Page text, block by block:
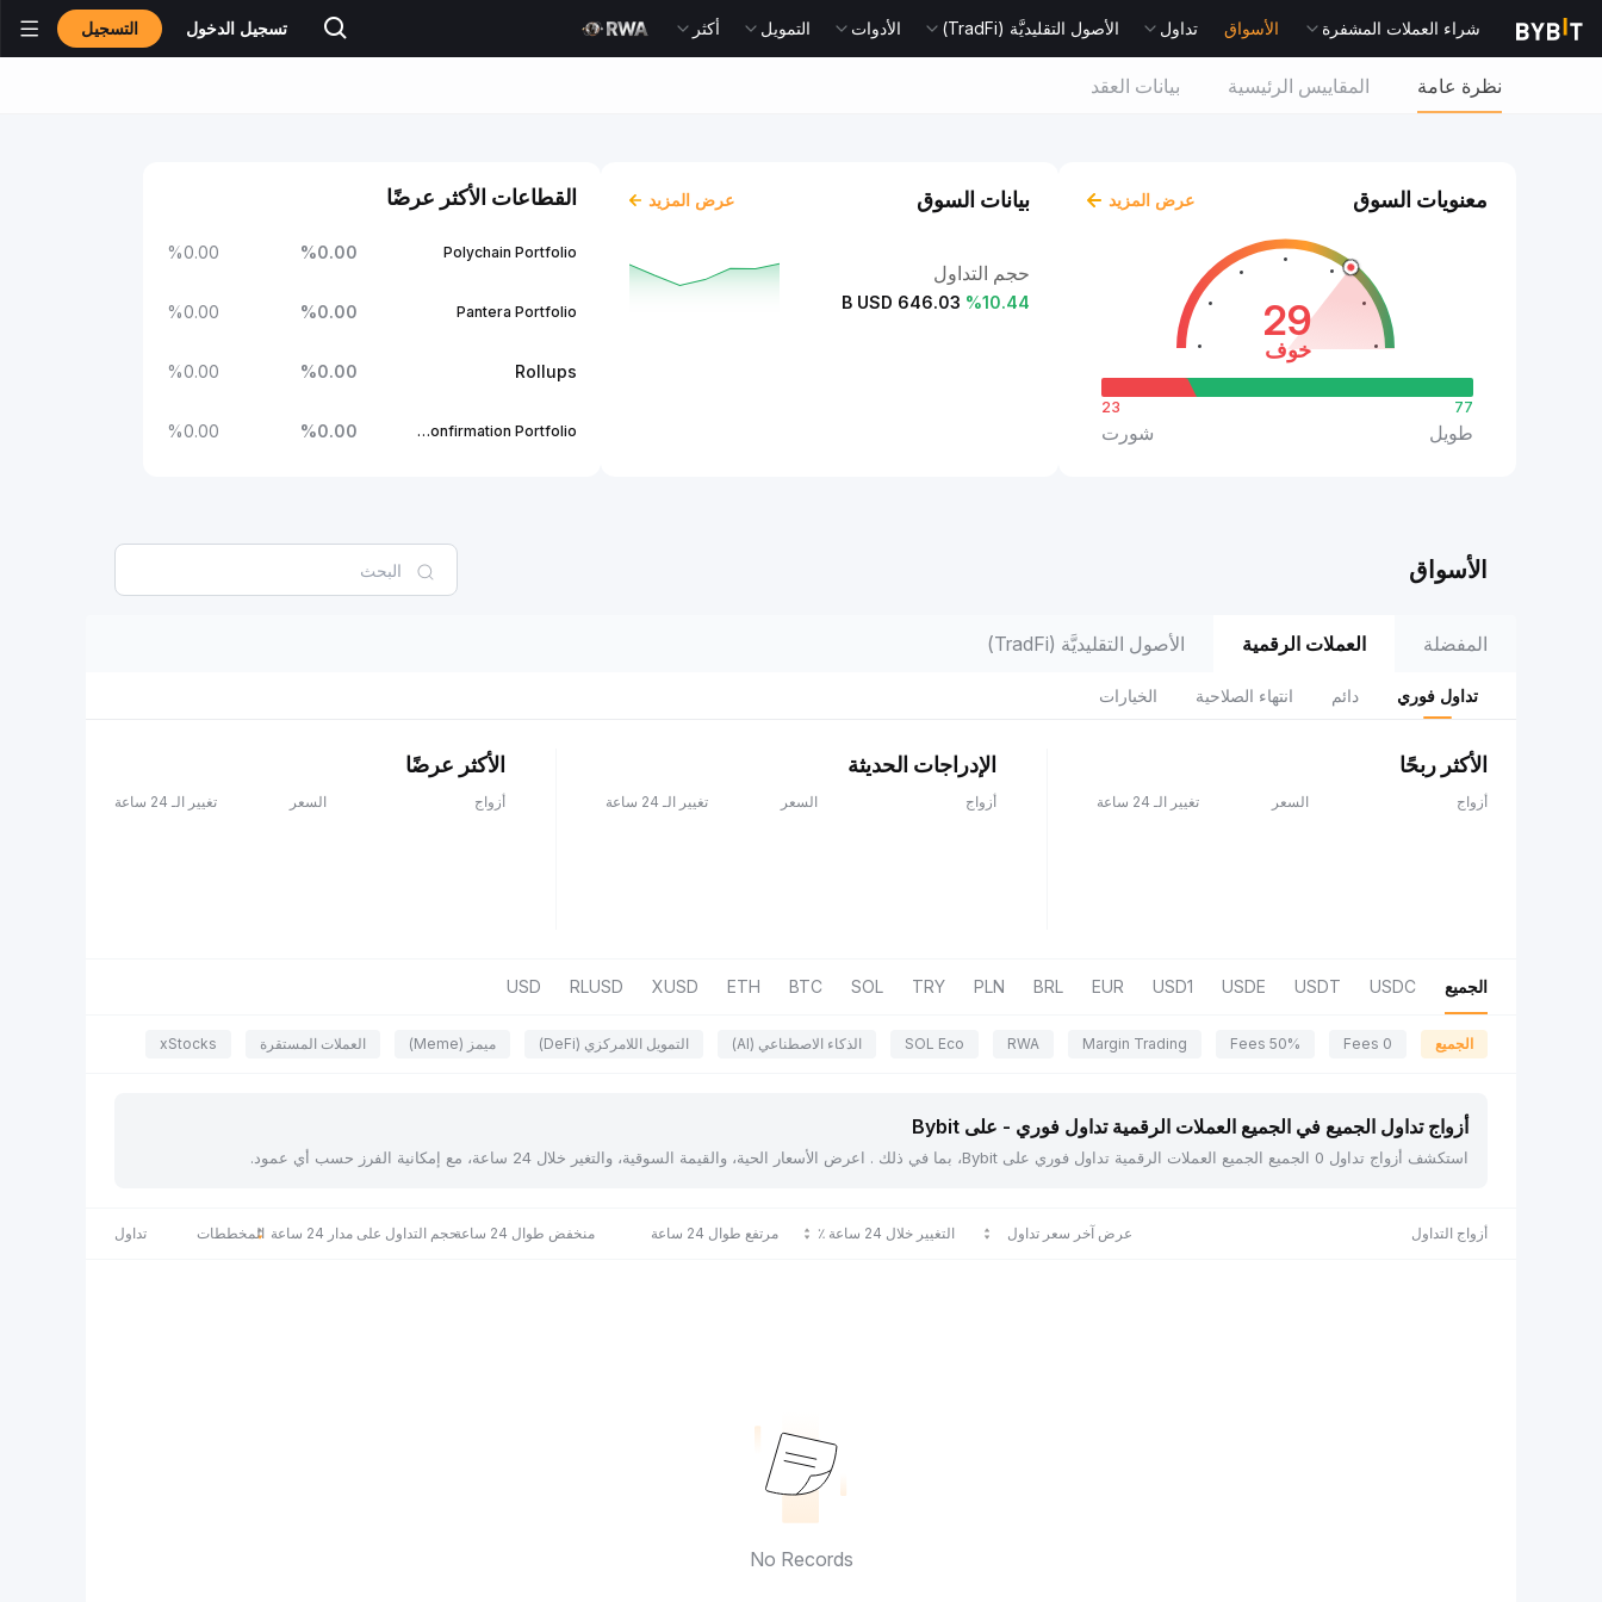
شراء العملات المشفرة الأسواق تداول الأصول التقليديَّة (TradFi) الأدوات التمويل أكثر تسجيل الدخول التسجيل
نظرة عامة المقاييس الرئيسية بيانات العقد
معنويات السوق عرض المزيد
29
خوف
77
طويل
23
شورت
بيانات السوق عرض المزيد
حجم التداول
10.44
%
646.03 B USD
القطاعات الأكثر عرضًا
Polychain Portfolio
0.00
%
0.00
%
Pantera Portfolio
0.00
%
0.00
%
Rollups
0.00
%
0.00
%
1Confirmation Portfolio
0.00
%
0.00
%
الأسواق
المفضلة العملات الرقمية الأصول التقليديَّة (TradFi)
تداول فوري دائم انتهاء الصلاحية الخيارات
الأكثر ربحًا
أزواج السعر تغيير الـ 24 ساعة
الإدراجات الحديثة
أزواج السعر تغيير الـ 24 ساعة
الأكثر عرضًا
أزواج السعر تغيير الـ 24 ساعة
الجميع USDC
USDT
USDE
USD1
EUR
BRL
PLN
TRY
SOL
BTC
ETH
XUSD
RLUSD
USD
الجميع 0 Fees
50% Fees
Margin Trading
RWA
SOL Eco الذكاء الاصطناعي (AI) التمويل اللامركزي (DeFi) ميمز (Meme) العملات المستقرة xStocks
أزواج تداول الجميع في الجميع العملات الرقمية تداول فوري - على Bybit
استكشف أزواج تداول 0 الجميع الجميع العملات الرقمية تداول فوري على Bybit، بما في ذلك . اعرض الأسعار الحية، والقيمة السوقية، والتغير خلال 24 ساعة، مع إمكانية الفرز حسب أي عمود.
أزواج التداول عرض آخر سعر تداول التغيير خلال 24 ساعة ٪ مرتفع طوال 24 ساعة منخفض طوال 24 ساعة حجم التداول على مدار 24 ساعة المخططات تداول
No Records